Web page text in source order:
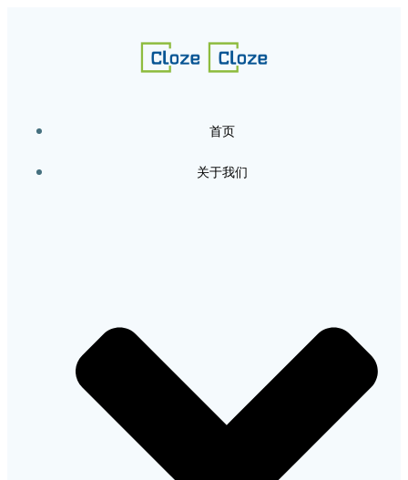
首页
关于我们